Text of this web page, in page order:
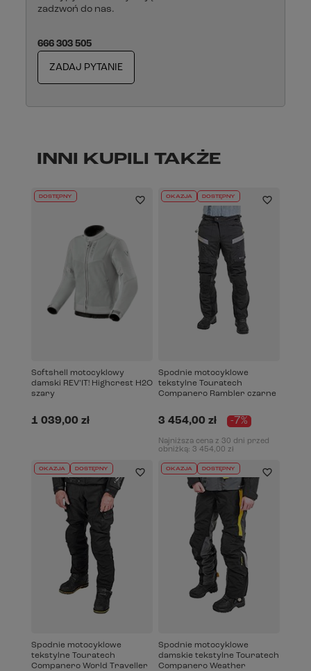
zadzwoń do nas.
666 303 505
ZADAJ PYTANIE
INNI KUPILI TAKŻE
DOSTĘPNY
Softshell motocyklowy
damski REV’IT! Highcrest H2O
szary
1 039,00 zł
OKAZJA DOSTĘPNY
Spodnie motocyklowe
tekstylne Touratech
Companero Rambler czarne
3 454,00 zł -7%
Najniższa cena z 30 dni przed
obniżką: 3 454,00 zł
OKAZJA DOSTĘPNY
Spodnie motocyklowe
tekstylne Touratech
Companero World Traveller
OKAZJA DOSTĘPNY
Spodnie motocyklowe
damskie tekstylne Touratech
Companero Weather